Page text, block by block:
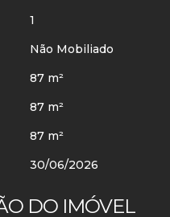
1
Não Mobiliado
87 m²
87 m²
87 m²
30/06/2026
DO IMÓVEL